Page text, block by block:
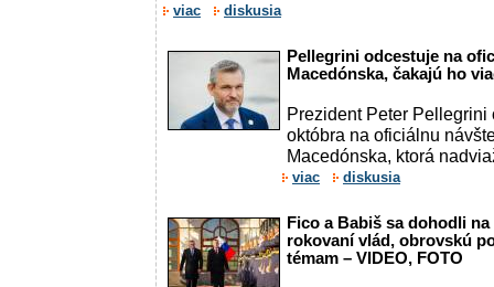
viac diskusia
Pellegrini odcestuje na
Macedónska, čakajú ho
Prezident Peter Pellegrini
októbra na oficiálnu
Macedónska, ktorá
viac diskusia
Fico a Babiš sa dohodli
rokovaní vlád, obrovskú
témam – VIDEO, FOTO